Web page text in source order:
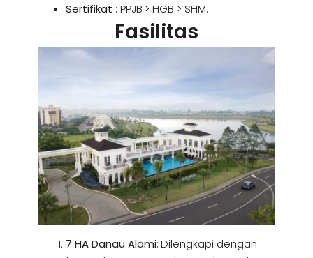
Sertifikat : PPJB > HGB > SHM.
Fasilitas
7 HA Danau Alami: Dilengkapi dengan